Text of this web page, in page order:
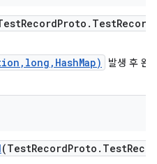
RecordProto . Test
발생 후 완
(TestRecordProto . Test